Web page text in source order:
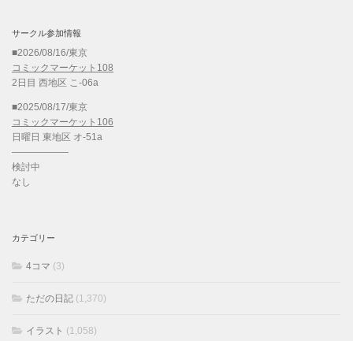
サークル参加情報
■2026/08/16/東京
コミックマーケット108
2日目 西地区 こ-06a
■2025/08/17/東京
コミックマーケット106
日曜日 東地区 オ-51a
——————
検討中
なし
カテゴリー
4コマ (3)
ただの日記 (1,370)
イラスト (1,058)